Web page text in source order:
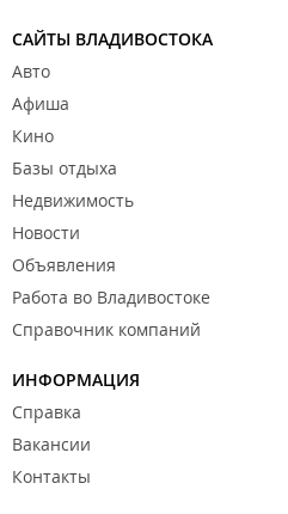
САЙТЫ ВЛАДИВОСТОКА
Авто
Афиша
Кино
Базы отдыха
Недвижимость
Новости
Объявления
Работа во Владивостоке
Справочник компаний
ИНФОРМАЦИЯ
Справка
Вакансии
Контакты